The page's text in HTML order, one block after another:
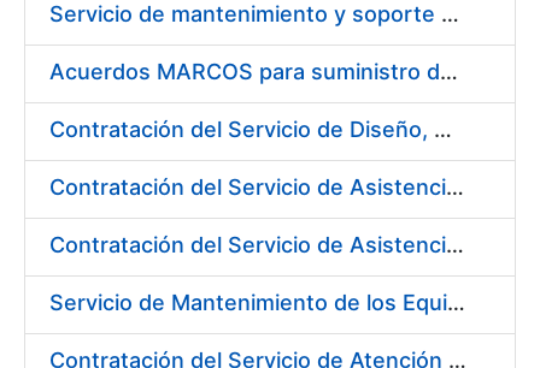
Erakutsi/Ezkutatu
Servicio de mantenimiento y soporte Sistema SIEM
Acuerdos MARCOS para suministro de material de ferretería
Contratación del Servicio de Diseño, Construcción, Montaje y Desmontaje de Stands para diferentes Ferias y Jornadas Nacionales e Internacionales
Contratación del Servicio de Asistencia Técnica en Obras Menores para Fábrica de Papel
Contratación del Servicio de Asistencia Técnica Mecánica para Fábrica de Papel de Burgos
Servicio de Mantenimiento de los Equipos de Transporte de Cargas y Elevación para Fábrica de Papel
Contratación del Servicio de Atención al Público en la Tienda del Museo Casa de la Moneda, de la Fábrica Nacional de Moneda y Timbre-Real Casa de la Moneda